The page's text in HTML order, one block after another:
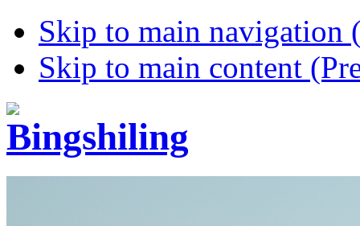
Skip to main navigation
Skip to main content